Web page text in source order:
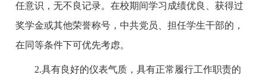
任意识，无不良记录。在校期间学习成绩优良、获得过
奖学金或其他荣誉称号，中共党员、担任学生干部的，
在同等条件下可优先考虑。
2.具有良好的仪表气质，具有正常履行工作职责的